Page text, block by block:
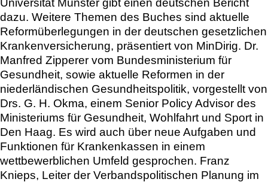
Universität Münster gibt einen deutschen Bericht
dazu. Weitere Themen des Buches sind aktuelle
Reformüberlegungen in der deutschen gesetzlichen
Krankenversicherung, präsentiert von MinDirig. Dr.
Manfred Zipperer vom Bundesministerium für
Gesundheit, sowie aktuelle Reformen in der
niederländischen Gesundheitspolitik, vorgestellt von
Drs. G. H. Okma, einem Senior Policy Advisor des
Ministeriums für Gesundheit, Wohlfahrt und Sport in
Den Haag. Es wird auch über neue Aufgaben und
Funktionen für Krankenkassen in einem
wettbewerblichen Umfeld gesprochen. Franz
Knieps, Leiter der Verbandspolitischen Planung im